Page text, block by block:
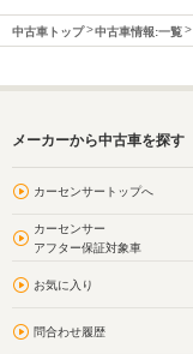
中古車トップ 中古車情報:一覧
メーカーから中古車を探す
カーセンサートップへ
カーセンサー
アフター保証対象車
お気に入り
問合わせ履歴